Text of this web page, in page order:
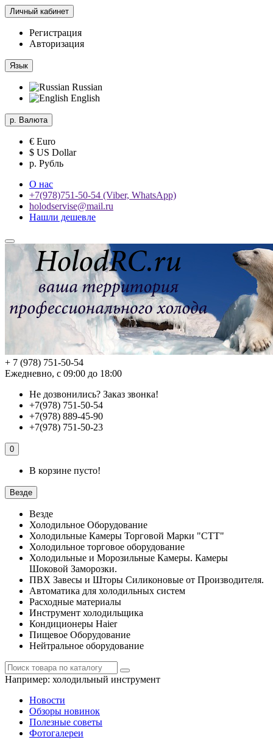
Личный кабинет
Регистрация
Авторизация
Язык
Russian
English
р. Валюта
€ Euro
$ US Dollar
р. Рубль
О нас
+7(978)751-50-54 (Viber, WhatsApp)
holodservise@mail.ru
Нашли дешевле
+ 7 (978) 751-50-54
Ежедневно, с 09:00 до 18:00
Не дозвонились? Заказ звонка!
+7(978) 751-50-54
+7(978) 889-45-90
+7(978) 751-50-23
0
В корзине пусто!
Везде
Везде
Холодильное Оборудование
Холодильные Камеры Торговой Марки "СТТ"
Холодильное торговое оборудование
Холодильные и Морозильные Камеры. Камеры
Шоковой Заморозки.
ПВХ Завесы и Шторы Силиконовые от Производителя.
Автоматика для холодильных систем
Расходные материалы
Инструмент холодильщика
Кондиционеры Haier
Пищевое Оборудование
Нейтральное оборудование
Например: холодильный инструмент
Новости
Обзоры новинок
Полезные советы
Фотогалереи